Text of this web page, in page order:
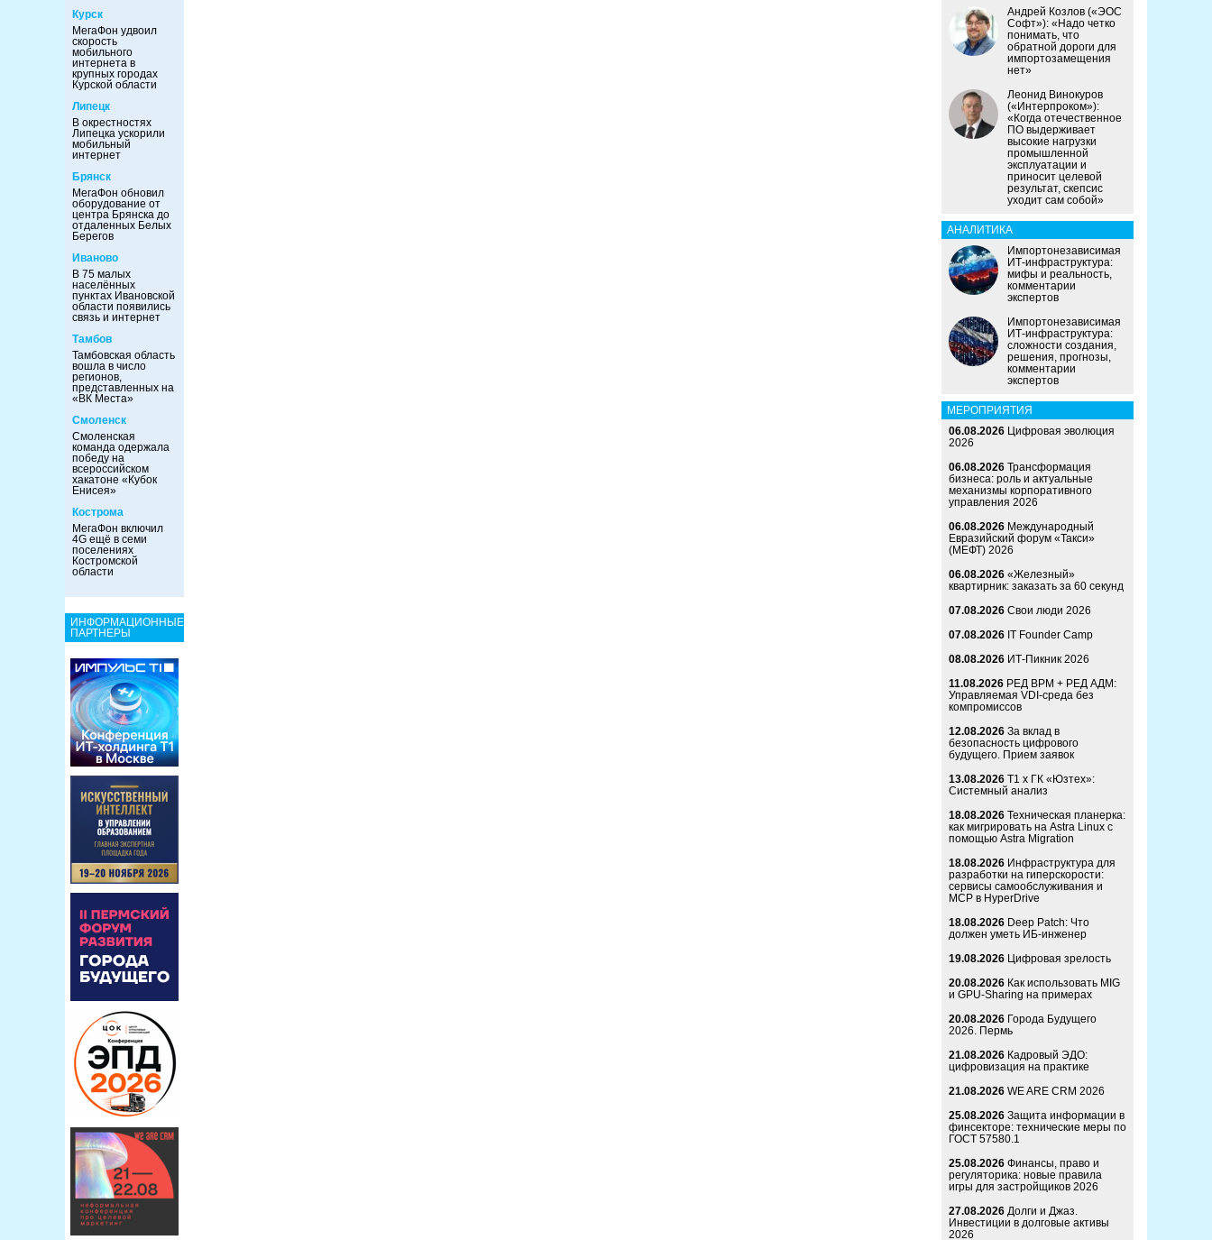
Курск
МегаФон удвоил
скорость
мобильного
интернета в
крупных городах
Курской области
Липецк
В окрестностях
Липецка ускорили
мобильный
интернет
Брянск
МегаФон обновил
оборудование от
центра Брянска до
отдаленных Белых
Берегов
Иваново
В 75 малых
населённых
пунктах Ивановской
области появились
связь и интернет
Тамбов
Тамбовская область
вошла в число
регионов,
представленных на
«ВК Места»
Смоленск
Смоленская
команда одержала
победу на
всероссийском
хакатоне «Кубок
Енисея»
Кострома
МегаФон включил
4G ещё в семи
поселениях
Костромской
области
ИНФОРМАЦИОННЫЕ
ПАРТНЕРЫ
Андрей Козлов («ЭОС
Софт»): «Надо четко
понимать, что
обратной дороги для
импортозамещения
нет»
Леонид Винокуров
(«Интерпроком»):
«Когда отечественное
ПО выдерживает
высокие нагрузки
промышленной
эксплуатации и
приносит целевой
результат, скепсис
уходит сам собой»
АНАЛИТИКА
Импортонезависимая
ИТ-инфраструктура:
мифы и реальность,
комментарии
экспертов
Импортонезависимая
ИТ-инфраструктура:
сложности создания,
решения, прогнозы,
комментарии
экспертов
МЕРОПРИЯТИЯ
06.08.2026 Цифровая эволюция
2026
06.08.2026 Трансформация
бизнеса: роль и актуальные
механизмы корпоративного
управления 2026
06.08.2026 Международный
Евразийский форум «Такси»
(МЕФТ) 2026
06.08.2026 «Железный»
квартирник: заказать за 60 секунд
07.08.2026 Свои люди 2026
07.08.2026 IT Founder Camp
08.08.2026 ИТ-Пикник 2026
11.08.2026 РЕД ВРМ + РЕД АДМ:
Управляемая VDI-среда без
компромиссов
12.08.2026 За вклад в
безопасность цифрового
будущего. Прием заявок
13.08.2026 Т1 x ГК «Юзтех»:
Системный анализ
18.08.2026 Техническая планерка:
как мигрировать на Astra Linux с
помощью Astra Migration
18.08.2026 Инфраструктура для
разработки на гиперскорости:
сервисы самообслуживания и
MCP в HyperDrive
18.08.2026 Deep Patch: Что
должен уметь ИБ-инженер
19.08.2026 Цифровая зрелость
20.08.2026 Как использовать MIG
и GPU-Sharing на примерах
20.08.2026 Города Будущего
2026. Пермь
21.08.2026 Кадровый ЭДО:
цифровизация на практике
21.08.2026 WE ARE CRM 2026
25.08.2026 Защита информации в
финсекторе: технические меры по
ГОСТ 57580.1
25.08.2026 Финансы, право и
регуляторика: новые правила
игры для застройщиков 2026
27.08.2026 Долги и Джаз.
Инвестиции в долговые активы
2026